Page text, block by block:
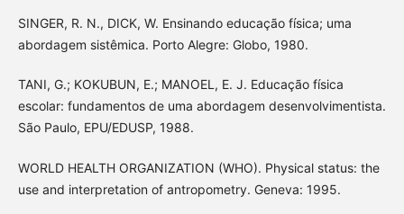
SINGER, R. N., DICK, W. Ensinando educação física; uma
abordagem sistêmica. Porto Alegre: Globo, 1980.
TANI, G.; KOKUBUN, E.; MANOEL, E. J. Educação física
escolar: fundamentos de uma abordagem desenvolvimentista.
São Paulo, EPU/EDUSP, 1988.
WORLD HEALTH ORGANIZATION (WHO). Physical status: the
use and interpretation of antropometry. Geneva: 1995.